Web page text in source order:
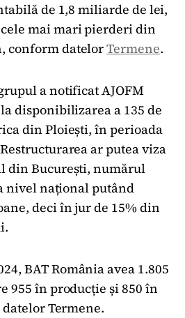
de 1,8 miliarde de lei,
mai mari pierderi din
conform datelorTermene.
a notificat AJOFM
disponibilizarea a 135 de
din Ploiești, în perioada
ar putea viza
din București, numărul
nivel național putând
deci în jur de 15% din
BAT România avea 1.805
955 în producție și 850 în
Termene.